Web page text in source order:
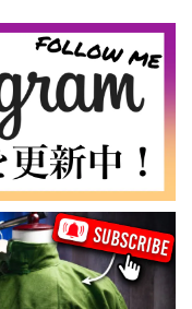
【Cooperstown Ball Cap】Made in USA Baseball Cap "NY" STONE×GREEN 新品 クーパーズタウンボールキャップ 6パネル ２トーン 緑
【Additive and Line】Wallet Chain Nickel Silver WCH-005 新品 ウォレットチェーン 小判型 ニッケルシルバー 約40cm